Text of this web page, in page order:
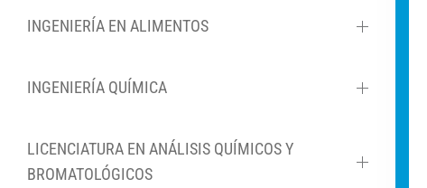
INGENIERÍA EN ALIMENTOS
INGENIERÍA QUÍMICA
LICENCIATURA EN ANÁLISIS QUÍMICOS Y
BROMATOLÓGICOS